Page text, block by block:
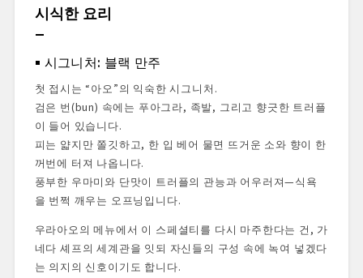
시식한 요리
시그니처: 블랙 만주
첫 접시는 “아오”의 익숙한 시그니처.
검은 번(bun) 속에는 푸아그라, 족발, 그리고 향긋한 트러플
이 들어 있습니다.
피는 얇지만 쫄깃하고, 한 입 베어 물면 뜨거운 소와 향이 한
꺼번에 터져 나옵니다.
풍부한 우마미와 단맛이 트러플의 관능과 어우러져—식욕
을 번쩍 깨우는 오프닝입니다.
우라아오의 메뉴에서 이 스페셜티를 다시 마주한다는 건, 가
네다 셰프의 세계관을 잇되 자신들의 구성 속에 녹여 넣겠다
는 의지의 신호이기도 합니다.